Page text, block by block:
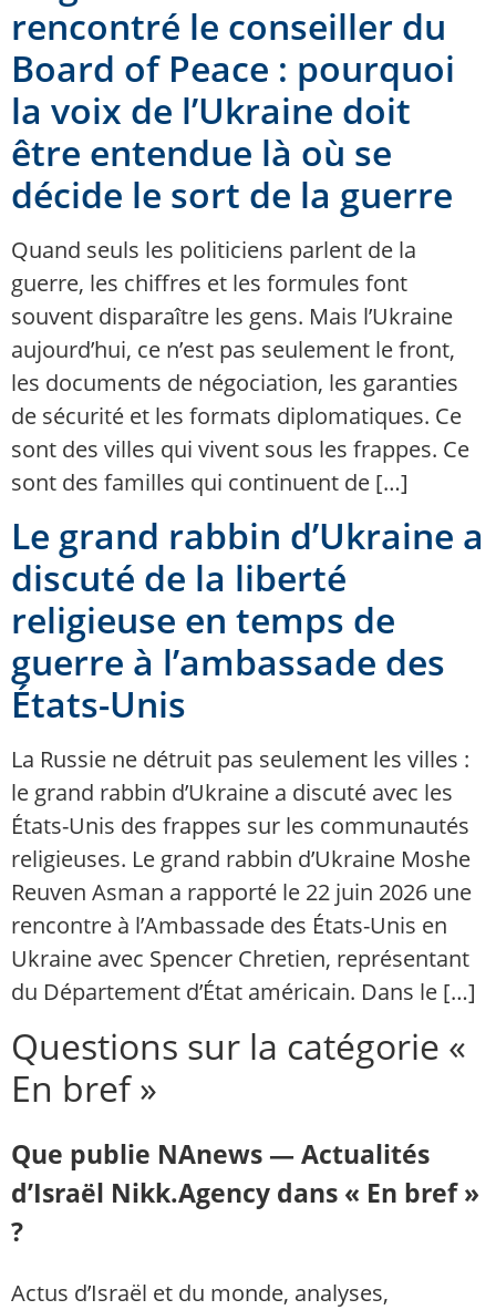
rencontré le conseiller du
Board of Peace : pourquoi
la voix de l’Ukraine doit
être entendue là où se
décide le sort de la guerre
Quand seuls les politiciens parlent de la
guerre, les chiffres et les formules font
souvent disparaître les gens. Mais l’Ukraine
aujourd’hui, ce n’est pas seulement le front,
les documents de négociation, les garanties
de sécurité et les formats diplomatiques. Ce
sont des villes qui vivent sous les frappes. Ce
sont des familles qui continuent de […]
Le grand rabbin d’Ukraine a
discuté de la liberté
religieuse en temps de
guerre à l’ambassade des
États-Unis
La Russie ne détruit pas seulement les villes :
le grand rabbin d’Ukraine a discuté avec les
États-Unis des frappes sur les communautés
religieuses. Le grand rabbin d’Ukraine Moshe
Reuven Asman a rapporté le 22 juin 2026 une
rencontre à l’Ambassade des États-Unis en
Ukraine avec Spencer Chretien, représentant
du Département d’État américain. Dans le […]
Questions sur la catégorie «
En bref »
Que publie NAnews — Actualités
d’Israël Nikk.Agency dans « En bref »
?
Actus d’Israël et du monde, analyses,